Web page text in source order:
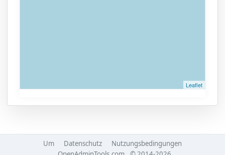
Leaflet
Um Datenschutz
Nutzungsbedingungen